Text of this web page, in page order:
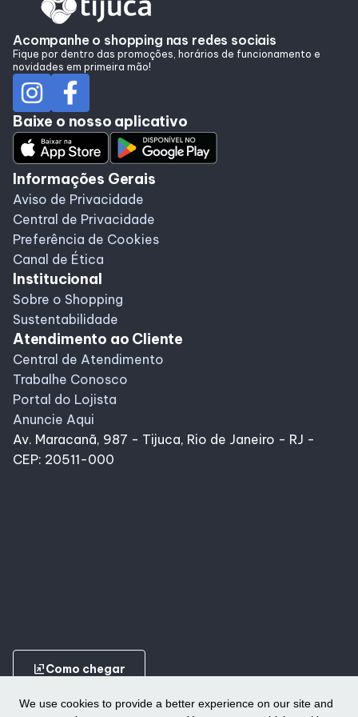
We use cookies to provide a better experience on our site and
Alimentação
Taste
Programa de benefícios
Acompanhe o shopping nas redes sociais
Fique por dentro das promoções, horários de funcionamento e
novidades em primeira mão!
Baixe o nosso aplicativo
Informações Gerais
Aviso de Privacidade
Central de Privacidade
Preferência de Cookies
Canal de Ética
Institucional
Sobre o Shopping
Sustentabilidade
Atendimento ao Cliente
Central de Atendimento
Trabalhe Conosco
Portal do Lojista
Anuncie Aqui
Av. Maracanã, 987 - Tijuca, Rio de Janeiro - RJ -
CEP: 20511-000
ungroupComo chegar